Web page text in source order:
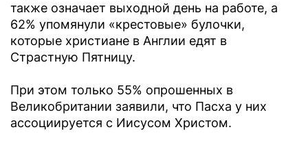
также означает выходной день на работе, а
62% упомянули «крестовые» булочки,
которые христиане в Англии едят в
Страстную Пятницу.
При этом только 55% опрошенных в
Великобритании заявили, что Пасха у них
ассоциируется с Иисусом Христом.